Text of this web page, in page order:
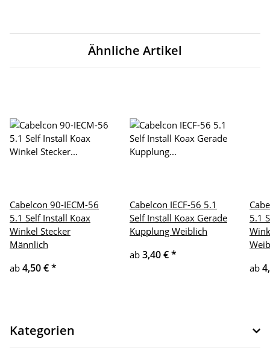
Ähnliche Artikel
Cabelcon 90-IECM-56
5.1 Self Install Koax
Winkel Stecker
Männlich
ab 4,50 €*
Cabelcon IECF-56 5.1
Self Install Koax Gerade
Kupplung Weiblich
ab 3,40 €*
5.1
ab
Kategorien